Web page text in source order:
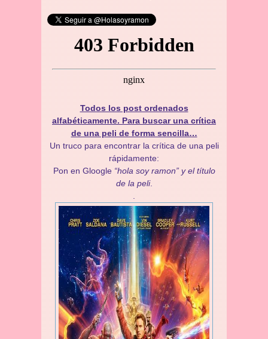
Todos los post ordenados
alfabéticamente. Para buscar una crítica
de una peli de forma sencilla…
Un truco para encontrar la crítica de una peli
rápidamente:
Pon en Gloogle “hola soy ramon” y el título
de la peli.